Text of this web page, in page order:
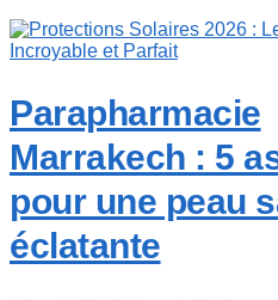
Parapharmacie
Marrakech : 5
pour une peau
éclatante